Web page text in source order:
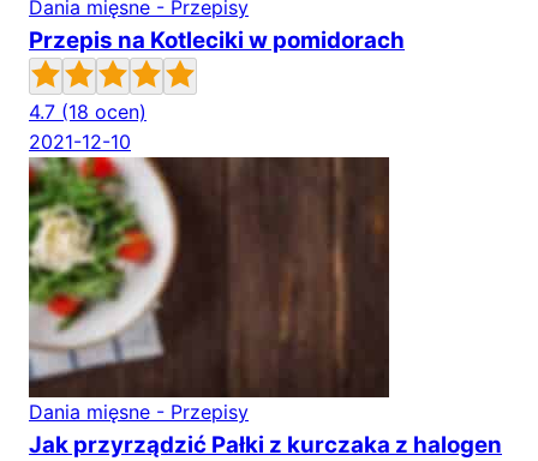
Dania mięsne - Przepisy
Przepis na Kotleciki w pomidorach
4.7 (18 ocen)
2021-12-10
Dania mięsne - Przepisy
Jak przyrządzić Pałki z kurczaka z halogen